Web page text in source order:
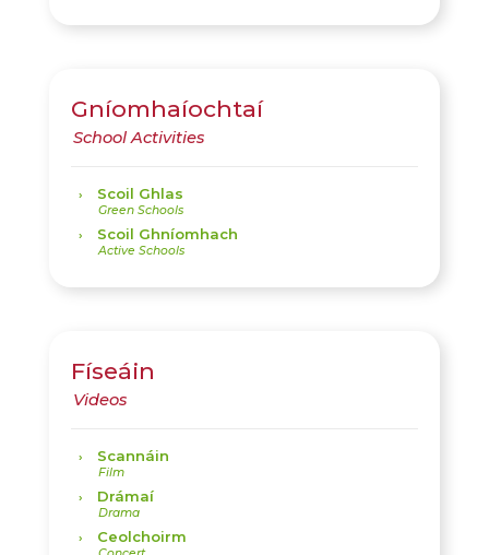
Gníomhaíochtaí
Scoil Ghlas
Scoil Ghníomhach
Físeáin
Scannáin
Drámaí
Ceolchoirm